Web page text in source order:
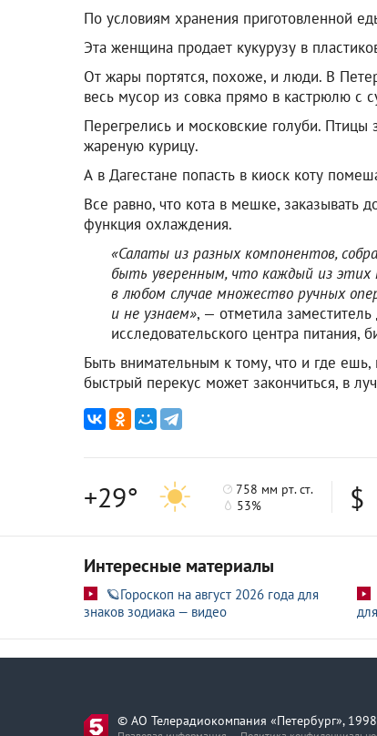
По условиям хранения приготовленной
Эта женщина продает кукурузу в
От жары портятся, похоже, и люди. В
весь мусор из совка прямо в кастрюлю с
Перегрелись и московские голуби.
жареную курицу.
А в Дагестане попасть в киоск коту
Все равно, что кота в мешке, заказывать
функция охлаждения.
«Салаты из разных компонентов,
быть уверенным, что каждый из этих
в любом случае множество ручных
и не узнаем», — отметила
исследовательского центра
Быть внимательным к тому, что и где
быстрый перекус может закончиться, в
+29°
758 мм рт. ст.
53%
Интересные материалы
🪐Гороскоп на август 2026 года для
знаков зодиака — видео
© АО Телерадиокомпания «Петербург»,